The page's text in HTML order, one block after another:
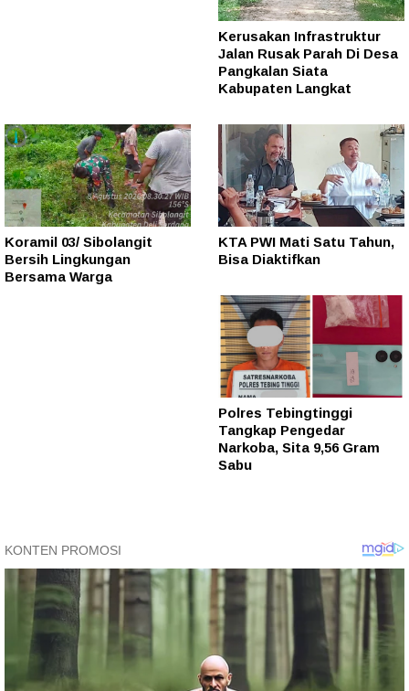
Kerusakan Infrastruktur
Jalan Rusak Parah Di Desa
Pangkalan Siata
Kabupaten Langkat
Koramil 03/ Sibolangit
Bersih Lingkungan
Bersama Warga
KTA PWI Mati Satu Tahun,
Bisa Diaktifkan
Polres Tebingtinggi
Tangkap Pengedar
Narkoba, Sita 9,56 Gram
Sabu